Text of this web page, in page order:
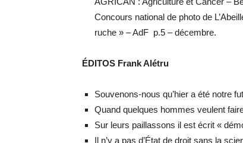
Concours national de photo de
ruche » – AdF p.5 – décembre.
ÉDITOS Frank Alétru
Souvenons-nous qu’hier a été notre
Quand quelques hommes veulent
Sur leurs paillassons il est écrit «
Il n’y a pas d’État de droit sans la